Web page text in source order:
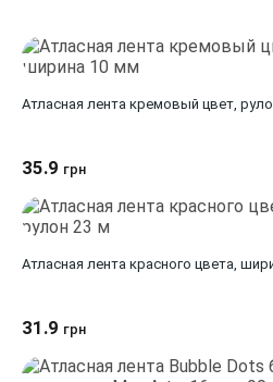
Атласная лента кремовый цвет,
35.9 грн
Атласная лента красного цвета,
31.9 грн